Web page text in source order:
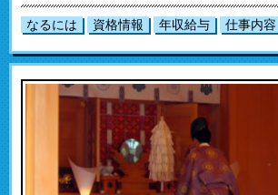
なるには 資格情報 年収給与 仕事内容